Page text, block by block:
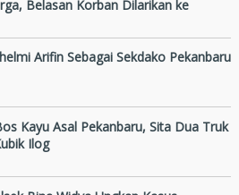
Belasan Korban Dilarikan ke
Arifin Sebagai Sekdako Pekanbaru
Kayu Asal Pekanbaru, Sita Dua Truk
Ilog